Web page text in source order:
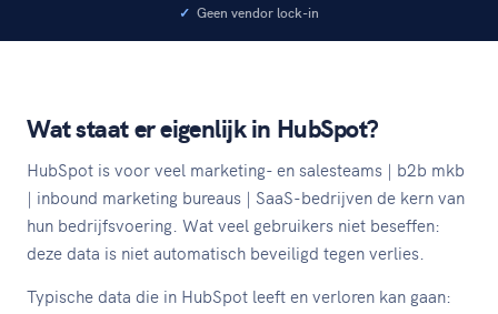
Geen vendor lock-in
Wat staat er eigenlijk in HubSpot?
HubSpot is voor veel marketing- en salesteams | b2b mkb
| inbound marketing bureaus | SaaS-bedrijven de kern van
hun bedrijfsvoering. Wat veel gebruikers niet beseffen:
deze data is niet automatisch beveiligd tegen verlies.
Typische data die in HubSpot leeft en verloren kan gaan: